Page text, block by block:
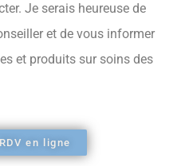
Je serais heureuse de
et de vous informer
et produits sur soins des
en ligne